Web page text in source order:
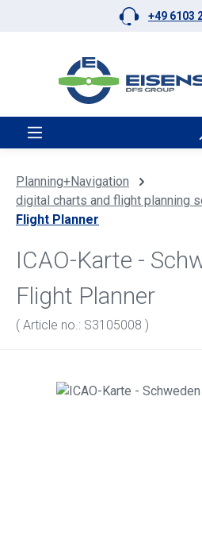
Skip to main content +49 6103
Planning+Navigation
digital charts and flight planning
Flight Planner
ICAO-Karte -
Flight Planner
( Article no.: S3105008 )
Skip image gallery